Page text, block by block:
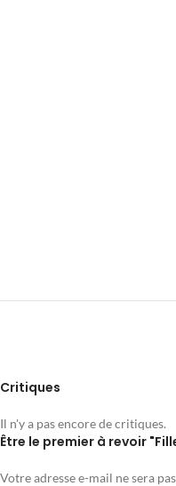
Critiques
Il n'y a pas encore de critiques.
Être le premier à revoir
Votre adresse e-mail ne sera